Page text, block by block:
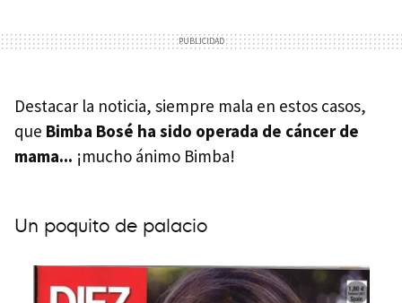
Destacar la noticia, siempre mala en estos casos,
que Bimba Bosé ha sido operada de cáncer de
mama... ¡mucho ánimo Bimba!
Un poquito de palacio